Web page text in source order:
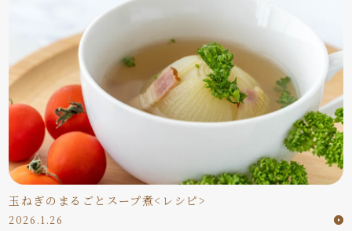
玉ねぎのまるごとスープ煮<レシピ>
2026.1.26